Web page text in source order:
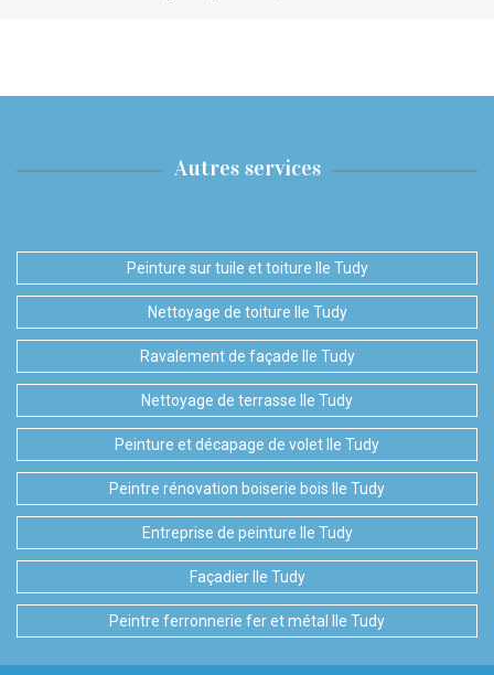
Autres services
Peinture sur tuile et toiture Ile Tudy
Nettoyage de toiture Ile Tudy
Ravalement de façade Ile Tudy
Nettoyage de terrasse Ile Tudy
Peinture et décapage de volet Ile Tudy
Peintre rénovation boiserie bois Ile Tudy
Entreprise de peinture Ile Tudy
Façadier Ile Tudy
Peintre ferronnerie fer et métal Ile Tudy